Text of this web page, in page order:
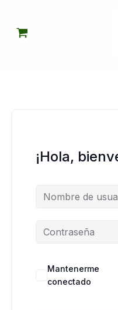
contenido
¡Hola,
Mantenerme
conectado